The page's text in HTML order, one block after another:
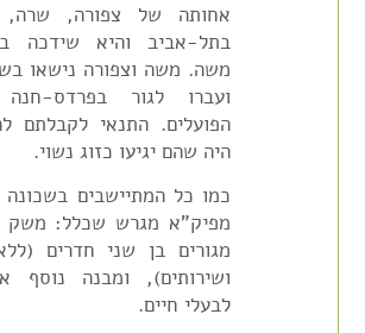
אחותה של צפורה, שרה,
בתל-אביב והיא שידכה
ועברו לגור בפרדס-
הפועלים. התנאי לקבלתם
היה שהם יגיעו כזוג נשוי.
כמו כל המתיישבים בשכונה
מפיק"א מגרש שכלל: משק
מגורים בן שני חדרים
ושירותים), ומבנה נוסף
לבעלי חיים.